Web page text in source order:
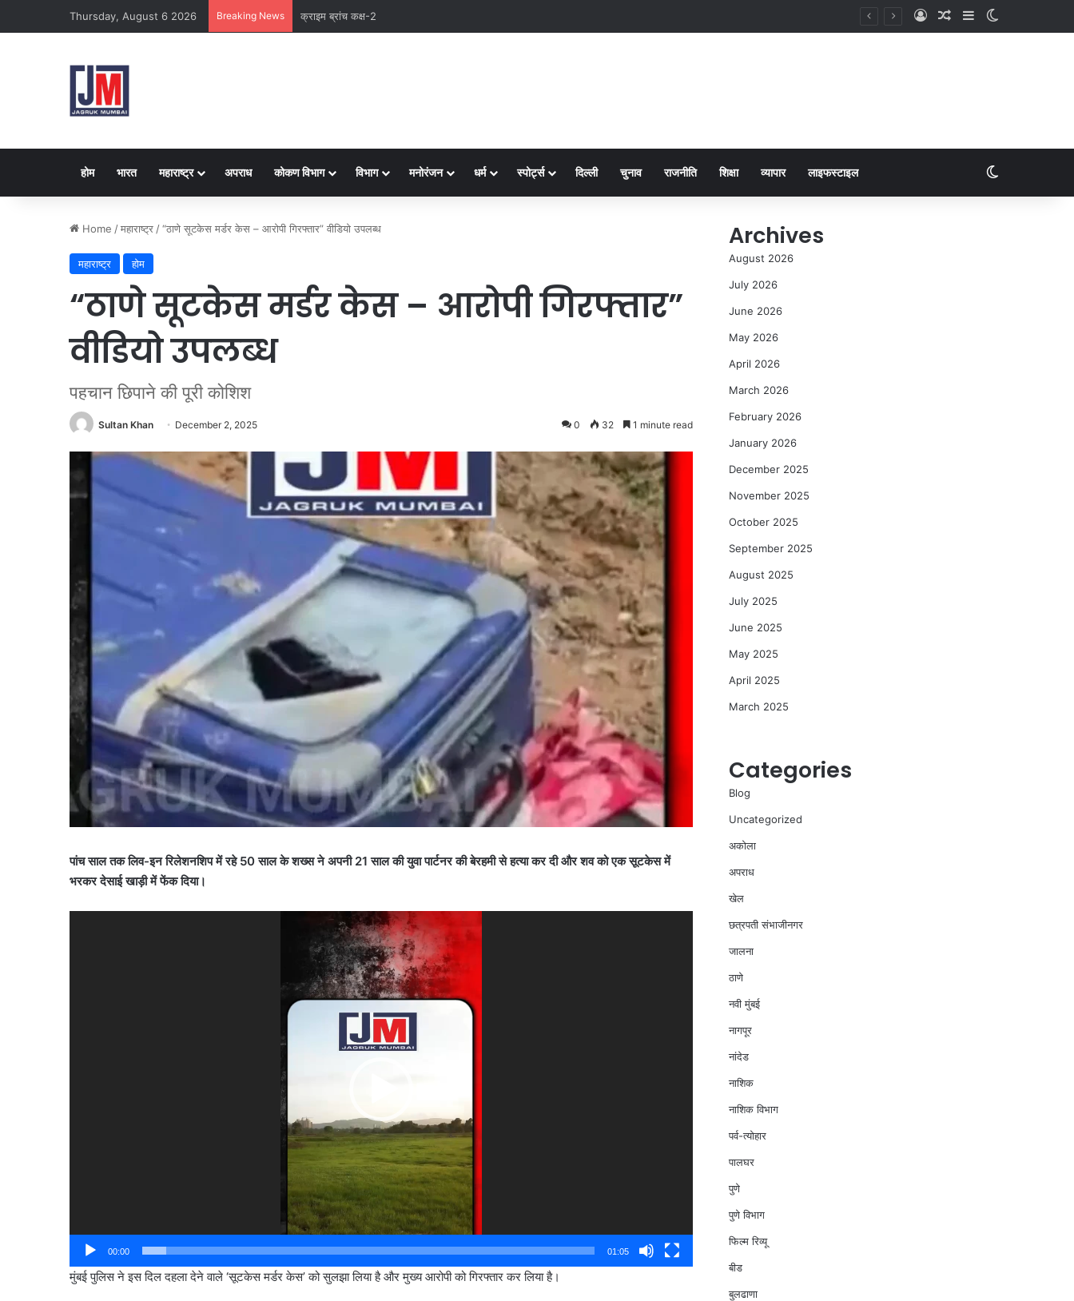
Thursday, August 6 2026 Breaking News नवी मुंबई
होम भारत महाराष्ट्र अपराध कोकण विभाग विभाग मनोरंजन धर्म स्पोर्ट्स दिल्ली चुनाव राजनीति शिक्षा व्यापार लाइफस्टाइल
Home /महाराष्ट्र /“ठाणे सूटकेस मर्डर केस – आरोपी गिरफ्तार” वीडियो उपलब्ध
महाराष्ट्र होम
“ठाणे सूटकेस मर्डर केस – आरोपी गिरफ्तार”
वीडियो उपलब्ध
पहचान छिपाने की पूरी कोशिश
Sultan Khan December 2, 2025 0 32 1 minute read
पांच साल तक लिव-इन रिलेशनशिप में रहे 50 साल के शख्स ने अपनी 21 साल की युवा पार्टनर की बेरहमी से हत्या कर दी और शव को एक सूटकेस में
भरकर देसाई खाड़ी में फेंक दिया।
00:00 01:05
मुंबई पुलिस ने इस दिल दहला देने वाले ‘सूटकेस मर्डर केस’ को सुलझा लिया है और मुख्य आरोपी को गिरफ्तार कर लिया है।
Archives
August 2026
July 2026
June 2026
May 2026
April 2026
March 2026
February 2026
January 2026
December 2025
November 2025
October 2025
September 2025
August 2025
July 2025
June 2025
May 2025
April 2025
March 2025
Categories
Blog
Uncategorized
अकोला
अपराध
खेल
छत्रपती संभाजीनगर
जालना
ठाणे
नवी मुंबई
नागपूर
नांदेड
नाशिक
नाशिक विभाग
पर्व-त्योहार
पालघर
पुणे
पुणे विभाग
फिल्म रिव्यू
बीड
बुलढाणा